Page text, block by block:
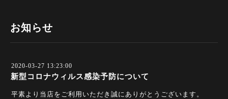
お知らせ
2020-03-27 13:23:00
新型コロナウィルス感染予防について
平素より当店をご利用いただき誠にありがとうございます。